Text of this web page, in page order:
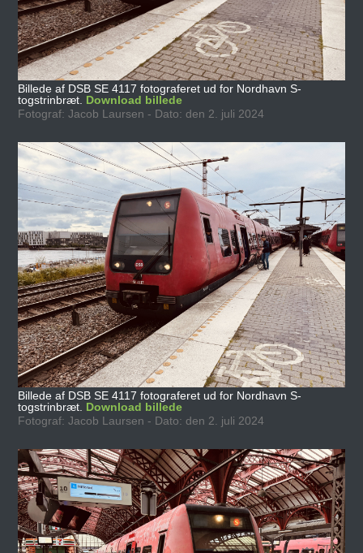
Billede af DSB SE 4117 fotograferet ud for Nordhavn S-
togstrinbræt. Download billede
Fotograf: Jacob Laursen - Dato: den 2. juli 2024
Billede af DSB SE 4117 fotograferet ud for Nordhavn S-
togstrinbræt. Download billede
Fotograf: Jacob Laursen - Dato: den 2. juli 2024